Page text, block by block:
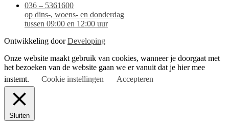
036 – 5361600
op dins-, woens- en donderdag
tussen 09:00 en 12:00 uur
Ontwikkeling doorDeveloping
Onze website maakt gebruik van cookies, wanneer je doorgaat met
het bezoeken van de website gaan we er vanuit dat je hier mee
instemt.
Cookie instellingen Accepteren
Sluiten